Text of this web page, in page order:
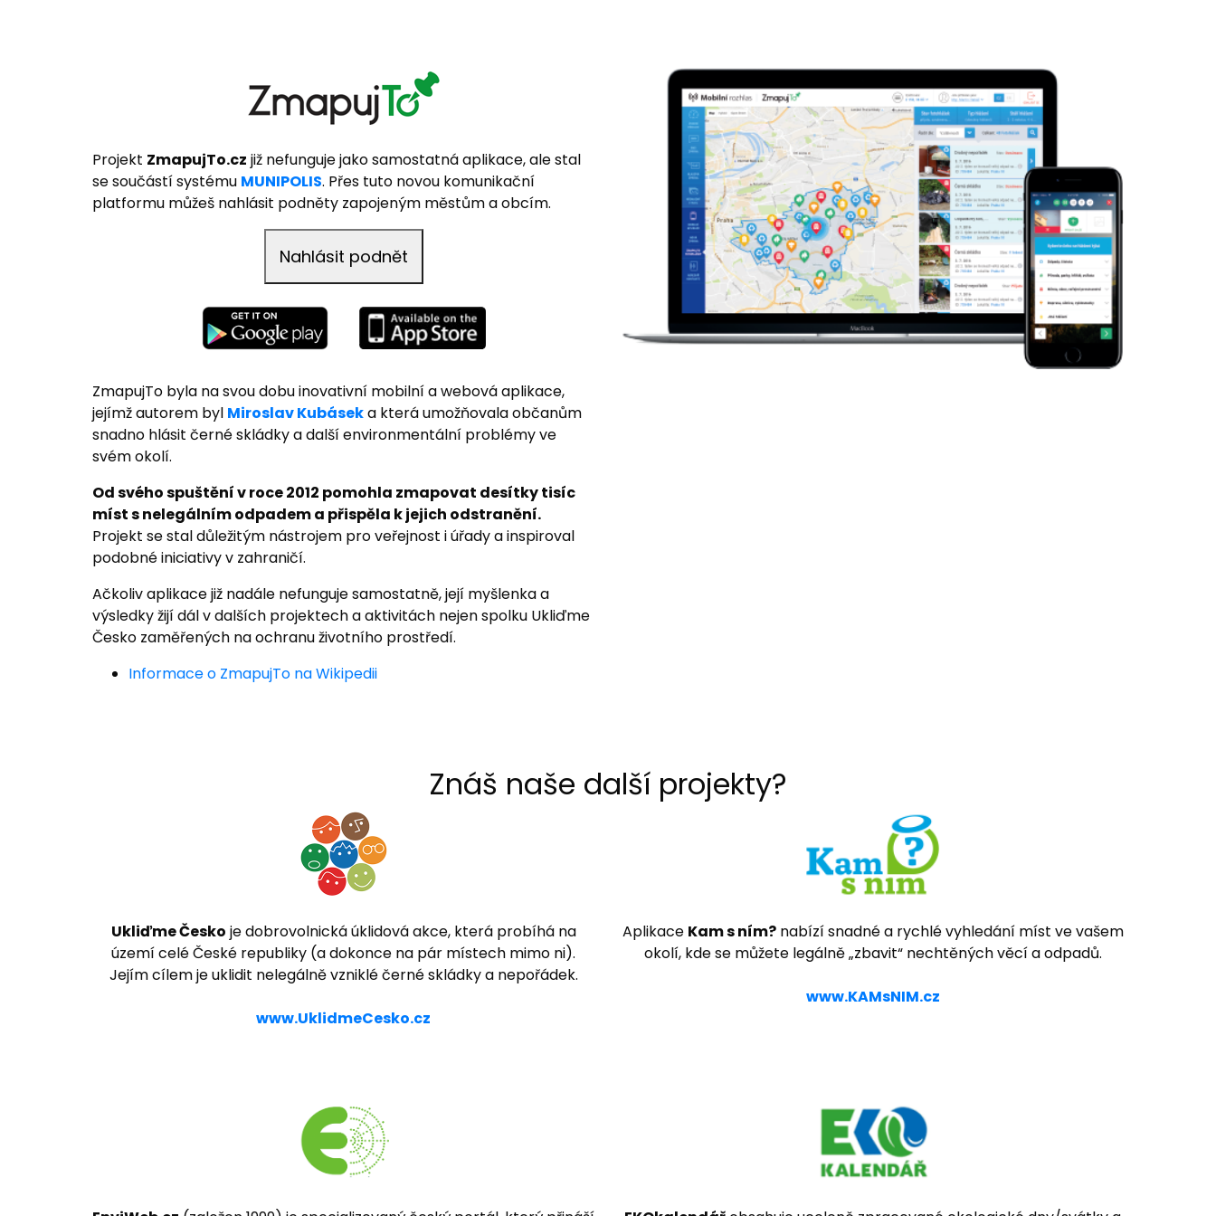
Projekt ZmapujTo.cz již nefunguje jako samostatná aplikace, ale stal
se součástí systému MUNIPOLIS. Přes tuto novou komunikační
platformu můžeš nahlásit podněty zapojeným městům a obcím.
Nahlásit podnět
ZmapujTo byla na svou dobu inovativní mobilní a webová aplikace,
jejímž autorem byl Miroslav Kubáseka která umožňovala občanům
snadno hlásit černé skládky a další environmentální problémy ve
svém okolí.
Od svého spuštění v roce 2012 pomohla zmapovat desítky tisíc
míst s nelegálním odpadem a přispěla k jejich odstranění.
Projekt se stal důležitým nástrojem pro veřejnost i úřady a inspiroval
podobné iniciativy v zahraničí.
Ačkoliv aplikace již nadále nefunguje samostatně, její myšlenka a
výsledky žijí dál v dalších projektech a aktivitách nejen spolku Ukliďme
Česko zaměřených na ochranu životního prostředí.
Informace o ZmapujTo na Wikipedii
Znáš naše další projekty?
Ukliďme Česko je dobrovolnická úklidová akce, která probíhá na
území celé České republiky (a dokonce na pár místech mimo ni).
Jejím cílem je uklidit nelegálně vzniklé černé skládky a nepořádek.
www.UklidmeCesko.cz
Aplikace Kam s ním?nabízí snadné a rychlé vyhledání míst ve vašem
okolí, kde se můžete legálně „zbavit“ nechtěných věcí a odpadů.
www.KAMsNIM.cz